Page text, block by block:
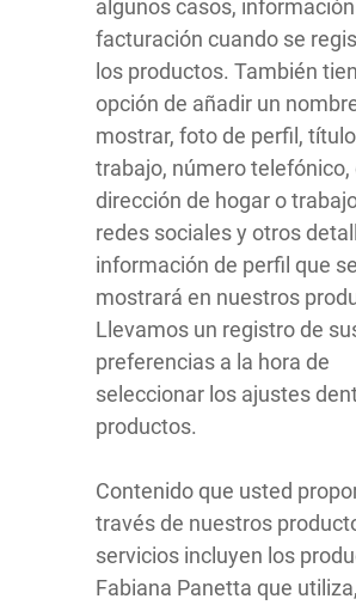
algunos casos,
facturación cuando se
los productos. También
opción de añadir un
mostrar, foto de perfil,
trabajo, número telefónico,
dirección de hogar o
redes sociales y otros
información de perfil que se
mostrará en nuestros
Llevamos un registro de
preferencias a la hora de
seleccionar los ajustes
productos.
Contenido que usted
través de nuestros
servicios incluyen los
Fabiana Panetta que